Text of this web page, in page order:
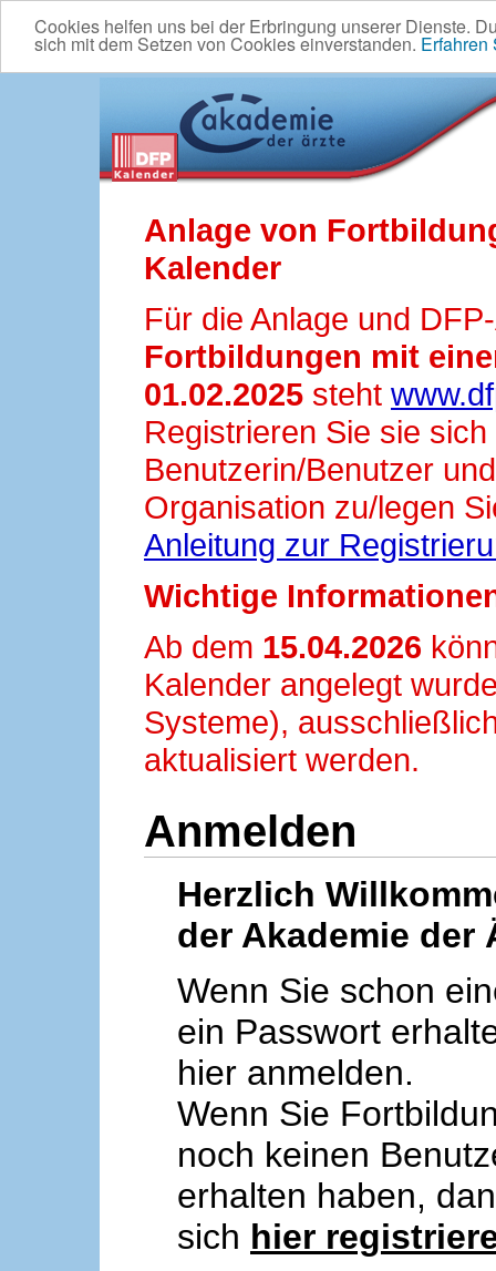
Cookies helfen uns bei der Erbringung unserer Dienste.
sich mit dem Setzen von Cookies einverstanden. Erfahren
Anlage von
Kalender
Für die Anlage und
Fortbildungen mit
01.02.2025 steht
Registrieren Sie sie
Benutzerin/Benutzer
Organisation zu/legen
Anleitung zur
Wichtige
Ab dem 15.04.2026
Kalender angelegt
Systeme),
aktualisiert werden.
Anmelden
Herzlich
der Akademie der
Wenn Sie schon
ein Passwort
hier anmelden.
Wenn Sie
noch keinen
erhalten haben,
sich hier